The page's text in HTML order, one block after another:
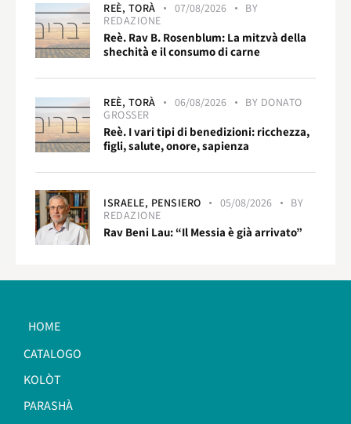
REÈ, TORÀ 07/08/2026
BY
REDAZIONE
Reè. Rav B. Rosenblum: La mitzvà della
shechità e il consumo di carne
REÈ, TORÀ 06/08/2026 BY DONATO
GROSSER
Reè. I vari tipi di benedizioni: ricchezza,
figli, salute, onore, sapienza
ISRAELE, PENSIERO 05/08/2026
BY
REDAZIONE
Rav Beni Lau: “Il Messia è già arrivato”
HOME
CATALOGO
KOLÒT
PARASHÀ